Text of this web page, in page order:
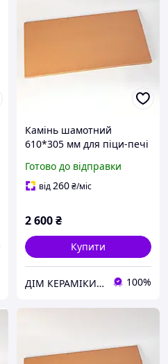
Камінь шамотний
610*305 мм для піци-печі
Готово до відправки
від260₴/міс
2 600₴
Купити
ДІМ КЕРАМІКИ Shostak 100%